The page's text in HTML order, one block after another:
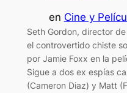
en Cine y
Seth Gordon, director
el controvertido chiste
por Jamie Foxx en la
Sigue a dos ex espías
(Cameron Diaz) y Matt